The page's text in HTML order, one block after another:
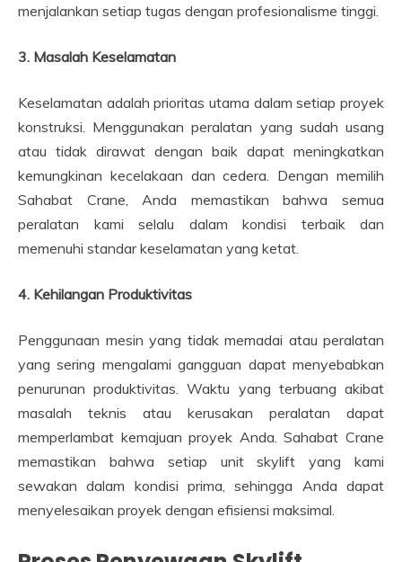
menjalankan setiap tugas dengan profesionalisme tinggi.
3. Masalah Keselamatan
Keselamatan adalah prioritas utama dalam setiap proyek
konstruksi. Menggunakan peralatan yang sudah usang
atau tidak dirawat dengan baik dapat meningkatkan
kemungkinan kecelakaan dan cedera. Dengan memilih
Sahabat Crane, Anda memastikan bahwa semua
peralatan kami selalu dalam kondisi terbaik dan
memenuhi standar keselamatan yang ketat.
4. Kehilangan Produktivitas
Penggunaan mesin yang tidak memadai atau peralatan
yang sering mengalami gangguan dapat menyebabkan
penurunan produktivitas. Waktu yang terbuang akibat
masalah teknis atau kerusakan peralatan dapat
memperlambat kemajuan proyek Anda. Sahabat Crane
memastikan bahwa setiap unit skylift yang kami
sewakan dalam kondisi prima, sehingga Anda dapat
menyelesaikan proyek dengan efisiensi maksimal.